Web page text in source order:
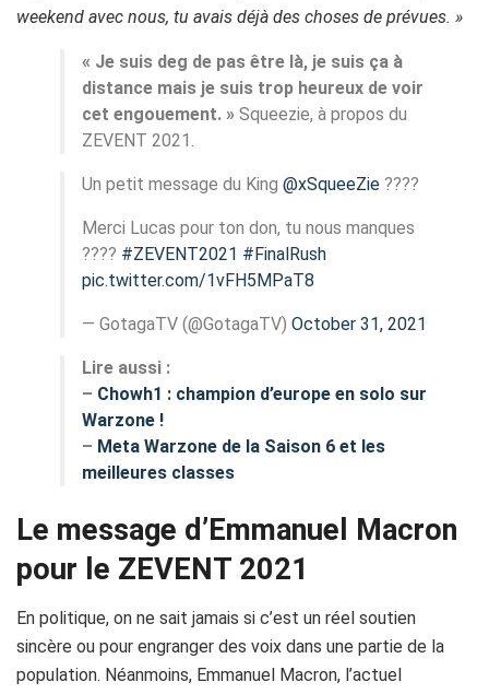
weekend avec nous, tu avais déjà des choses de prévues. »
« Je suis deg de pas être là, je suis ça à
distance mais je suis trop heureux de voir
cet engouement. » Squeezie, à propos du
ZEVENT 2021.
Un petit message du King @xSqueeZie ????
Merci Lucas pour ton don, tu nous manques
???? #ZEVENT2021 #FinalRush
pic.twitter.com/1vFH5MPaT8
— GotagaTV (@GotagaTV) October 31, 2021
Lire aussi :
– Chowh1 : champion d’europe en solo sur
Warzone !
– Meta Warzone de la Saison 6 et les
meilleures classes
Le message d’Emmanuel Macron
pour le ZEVENT 2021
En politique, on ne sait jamais si c’est un réel soutien
sincère ou pour engranger des voix dans une partie de la
population. Néanmoins, Emmanuel Macron, l’actuel